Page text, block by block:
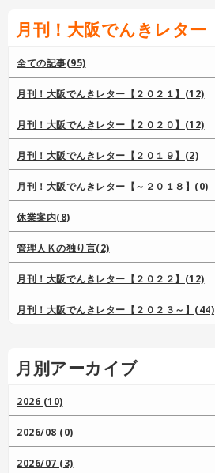
月刊！大阪でんきレター
全ての記事(95)
月刊！大阪でんきレター【２０２１】(12)
月刊！大阪でんきレター【２０２０】(12)
月刊！大阪でんきレター【２０１９】(2)
月刊！大阪でんきレター【～２０１８】(0)
休業案内(8)
管理人Ｋの独り言(2)
月刊！大阪でんきレター【２０２２】(12)
月刊！大阪でんきレター【２０２３～】(44)
月別アーカイブ
2026 (10)
2026/08 (0)
2026/07 (3)